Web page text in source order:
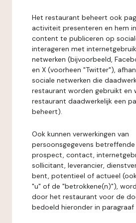
Het restaurant beheert ook
activiteit presenteren en hem
content te publiceren op
interageren met
netwerken (bijvoorbeeld,
en X (voorheen "Twitter"),
sociale netwerken die
restaurant worden gebruikt en
restaurant daadwerkelijk een
beheert).
Ook kunnen verwerkingen van
persoonsgegevens
prospect, contact,
sollicitant, leverancier,
bent, potentieel of actueel
"u" of de "betrokkene(n)"),
door het restaurant voor de
bedoeld hieronder in paragraaf